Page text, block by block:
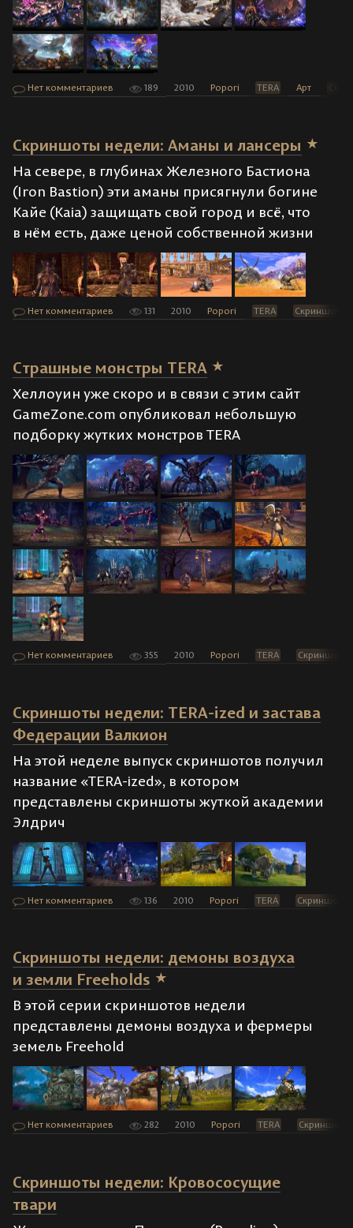
Нет комментариев 189 2010 Popori TERA Арт
Скриншоты недели: Аманы и лансеры
На севере, в глубинах Железного Бастиона
(Iron Bastion) эти аманы присягнули богине
Кайе (Kaia) защищать свой город и всё, что
в нём есть, даже ценой собственной жизни
Нет комментариев 131 2010 Popori TERA Скриншоты
Страшные монстры TERA
Хеллоуин уже скоро и в связи с этим сайт
GameZone.com опубликовал небольшую
подборку жутких монстров TERA
Нет комментариев 355 2010 Popori TERA Скриншоты
Скриншоты недели: TERA-ized и застава
Федерации Валкион
На этой неделе выпуск скриншотов получил
название «TERA-ized», в котором
представлены скриншоты жуткой академии
Элдрич
Нет комментариев 136 2010 Popori TERA Скриншоты
Скриншоты недели: демоны воздуха
и земли Freeholds
В этой серии скриншотов недели
представлены демоны воздуха и фермеры
земель Freehold
Нет комментариев 282 2010 Popori TERA Скриншоты
Скриншоты недели: Кровососущие
твари